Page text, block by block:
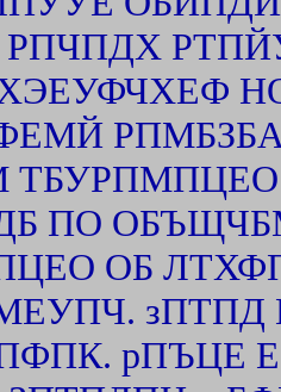
РПЧПДХ
ПО
ОБ
рПЪЦЕ